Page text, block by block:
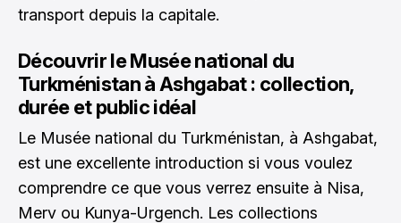
transport depuis la capitale.
Découvrir le Musée national du
Turkménistan à Ashgabat : collection,
durée et public idéal
Le Musée national du Turkménistan, à Ashgabat,
est une excellente introduction si vous voulez
comprendre ce que vous verrez ensuite à Nisa,
Merv ou Kunya-Urgench. Les collections